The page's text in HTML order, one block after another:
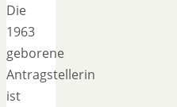
Die
1963
geborene
Antragstellerin
ist